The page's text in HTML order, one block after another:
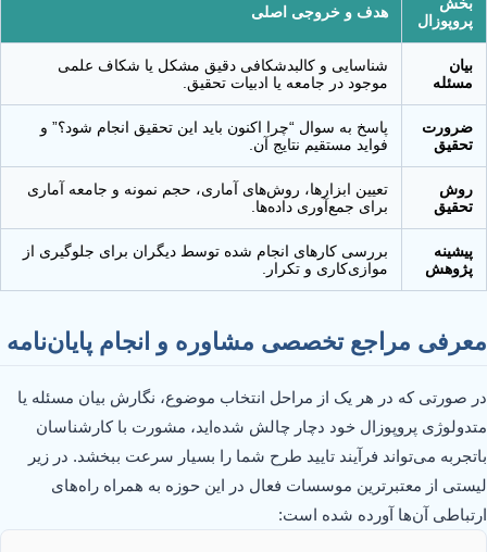
پروپوزال
هدف و خروجی اصلی
بیان
مسئله
شناسایی و کالبدشکافی دقیق مشکل یا شکاف علمی
موجود در جامعه یا ادبیات تحقیق.
ضرورت
تحقیق
پاسخ به سوال “چرا اکنون باید این تحقیق انجام شود؟” و
فواید مستقیم نتایج آن.
روش
تحقیق
تعیین ابزارها، روش‌های آماری، حجم نمونه و جامعه آماری
برای جمع‌آوری داده‌ها.
پیشینه
پژوهش
بررسی کارهای انجام شده توسط دیگران برای جلوگیری از
موازی‌کاری و تکرار.
معرفی مراجع تخصصی مشاوره و انجام پایان‌نامه
در صورتی که در هر یک از مراحل انتخاب موضوع، نگارش بیان مسئله یا
متدولوژی پروپوزال خود دچار چالش شده‌اید، مشورت با کارشناسان
باتجربه می‌تواند فرآیند تایید طرح شما را بسیار سرعت ببخشد. در زیر
لیستی از معتبرترین موسسات فعال در این حوزه به همراه راه‌های
ارتباطی آن‌ها آورده شده است: